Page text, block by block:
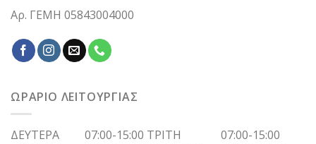
Αρ. ΓΕΜΗ 05843004000
ΩΡΑΡΙΟ ΛΕΙΤΟΥΡΓΙΑΣ
ΔΕΥΤΕΡΑ 07:00-15:00 ΤΡΙΤΗ 07:00-15:00